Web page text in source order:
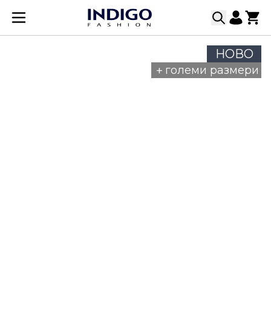
Прескачане към съдържанието
НОВО
+ големи размери